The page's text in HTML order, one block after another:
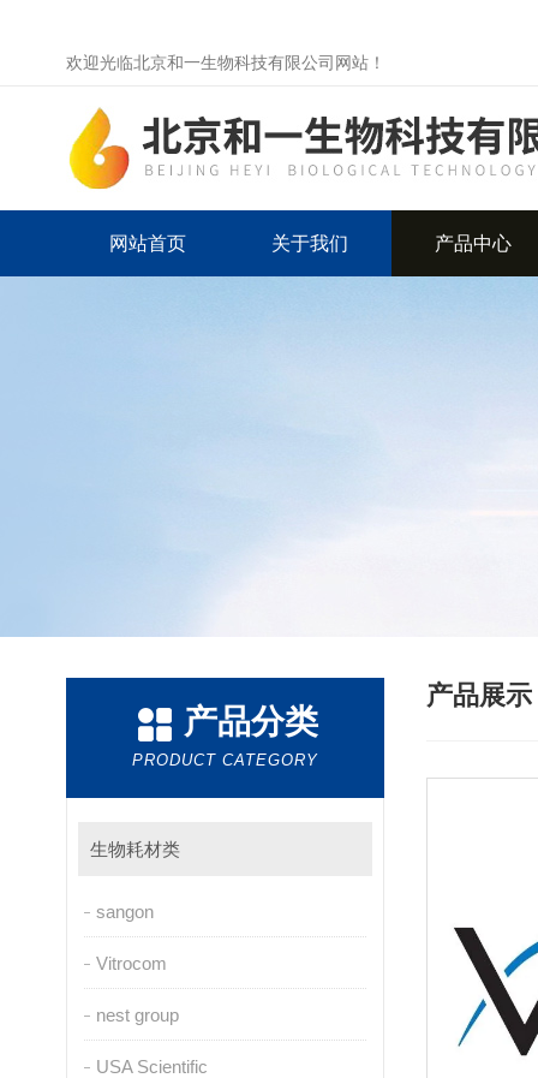
欢迎光临北京和一生物科技有限公司网站！
网站首页 关于我们 产品中心
产品分类
PRODUCT CATEGORY
生物耗材类
sangon
Vitrocom
nest group
USA Scientific
产品展示